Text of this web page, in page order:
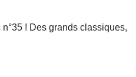
! Des grands classiques,